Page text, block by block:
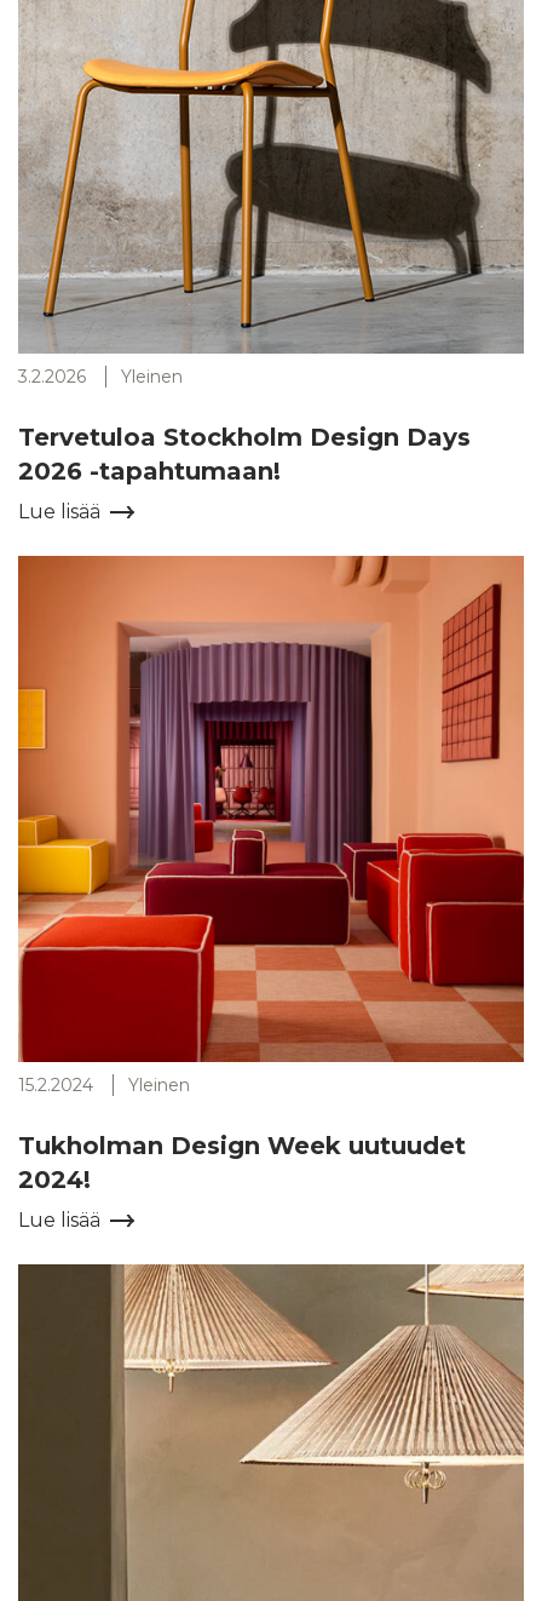
3.2.2026 Yleinen
Tervetuloa Stockholm Design Days
2026 -tapahtumaan!
Lue lisää
15.2.2024 Yleinen
Tukholman Design Week uutuudet
2024!
Lue lisää